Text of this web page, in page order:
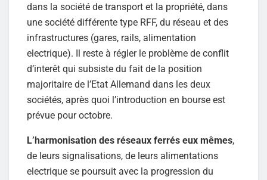
dans la société de transport et la propriété, dans
une société différente type RFF, du réseau et des
infrastructures (gares, rails, alimentation
electrique). Il reste à régler le problème de conflit
d’interêt qui subsiste du fait de la position
majoritaire de l’Etat Allemand dans les deux
sociétés, après quoi l’introduction en bourse est
prévue pour octobre.
L’harmonisation des réseaux ferrés eux mêmes,
de leurs signalisations, de leurs alimentations
electrique se poursuit avec la progression du